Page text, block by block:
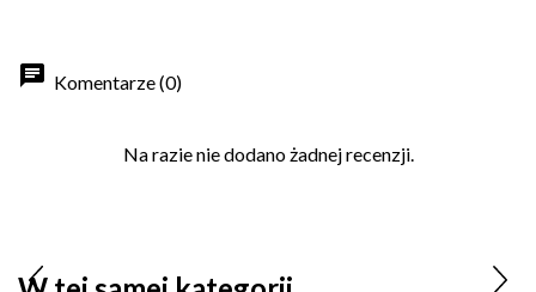
chat Komentarze (0)
Na razie nie dodano żadnej recenzji.